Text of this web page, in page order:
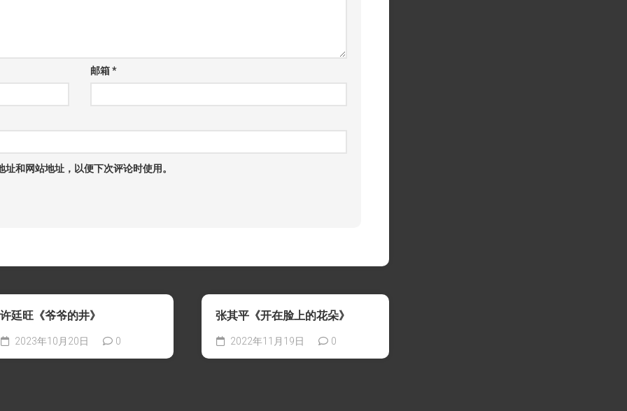
邮箱*
和网站地址，以便下次评论时使用。
许廷旺《爷爷的井》
2023年10月20日 0
张其平《开在脸上的花朵》
2022年11月19日 0